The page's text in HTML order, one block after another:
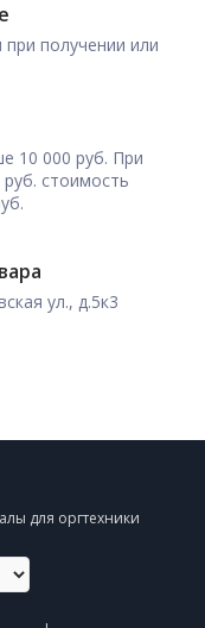
получении или
10 000 руб. При
стоимость
ул., д.5к3
для оргтехники